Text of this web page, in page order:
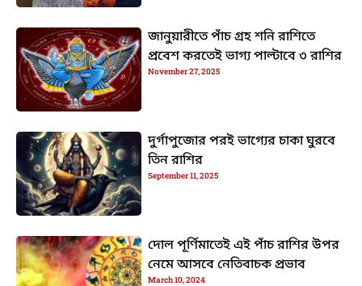
জানুয়ারীতে পাঁচ গ্রহ শনি রাশিতে
প্রবেশ করতেই ভাগ্য পাল্টাবে ৩ রাশির
November 27, 2025
দুর্গাপুজোর পরই ভাগ্যের চাকা ঘুরবে
তিন রাশির
September 11, 2025
দোল পূর্ণিমাতেই এই পাঁচ রাশির উপর
নেমে আসবে নেতিবাচক প্রভাব
March 10, 2024